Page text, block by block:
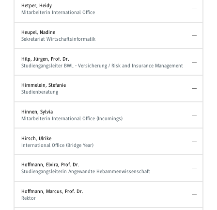
Hetper, Heidy
Mitarbeiterin International Office
Heupel, Nadine
Sekretariat Wirtschaftsinformatik
Hilp, Jürgen, Prof. Dr.
Studiengangsleiter BWL - Versicherung / Risk and Insurance Management
Himmelein, Stefanie
Studienberatung
Hinnen, Sylvia
Mitarbeiterin International Office (Incomings)
Hirsch, Ulrike
International Office (Bridge Year)
Hoffmann, Elvira, Prof. Dr.
Studiengangsleiterin Angewandte Hebammenwissenschaft
Hoffmann, Marcus, Prof. Dr.
Rektor